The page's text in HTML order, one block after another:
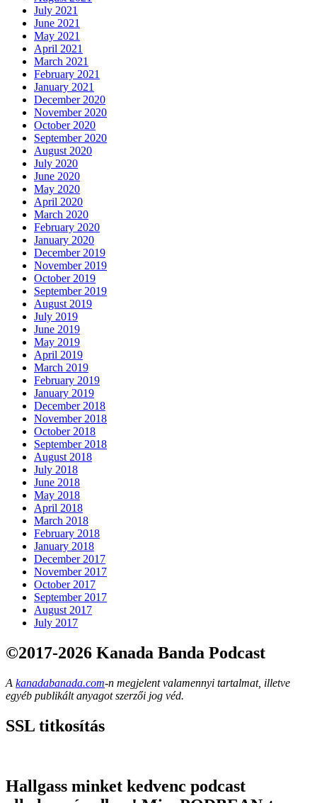
July 2021
June 2021
May 2021
April 2021
March 2021
February 2021
January 2021
December 2020
November 2020
October 2020
September 2020
August 2020
July 2020
June 2020
May 2020
April 2020
March 2020
February 2020
January 2020
December 2019
November 2019
October 2019
September 2019
August 2019
July 2019
June 2019
May 2019
April 2019
March 2019
February 2019
January 2019
December 2018
November 2018
October 2018
September 2018
August 2018
July 2018
June 2018
May 2018
April 2018
March 2018
February 2018
January 2018
December 2017
November 2017
October 2017
September 2017
August 2017
July 2017
©2017-2026 Kanada Banda Podcast
A kanadabanada.com-n megjelent valamennyi tartalmat, illetve
egyéb publikált anyagot szerzői jog véd.
SSL titkosítás
Hallgass minket kedvenc podcast